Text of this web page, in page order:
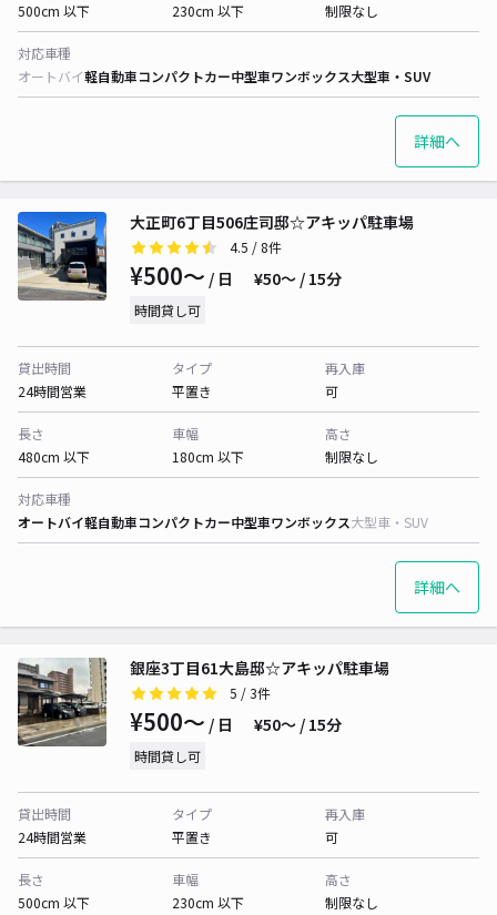
500cm 以下
230cm 以下
制限なし
対応車種
オートバイ軽自動車コンパクトカー中型車ワンボックス大型車・SUV
詳細へ
大正町6丁目506庄司邸☆アキッパ駐車場
4.5 / 8件
¥500〜 / 日 ¥50〜 / 15分
時間貸し可
貸出時間
24時間営業
タイプ
平置き
再入庫
可
長さ
480cm 以下
車幅
180cm 以下
高さ
制限なし
対応車種
オートバイ軽自動車コンパクトカー中型車ワンボックス大型車・SUV
詳細へ
銀座3丁目61大島邸☆アキッパ駐車場
5 / 3件
¥500〜 / 日 ¥50〜 / 15分
時間貸し可
貸出時間
24時間営業
タイプ
平置き
再入庫
可
長さ
500cm 以下
車幅
230cm 以下
高さ
制限なし